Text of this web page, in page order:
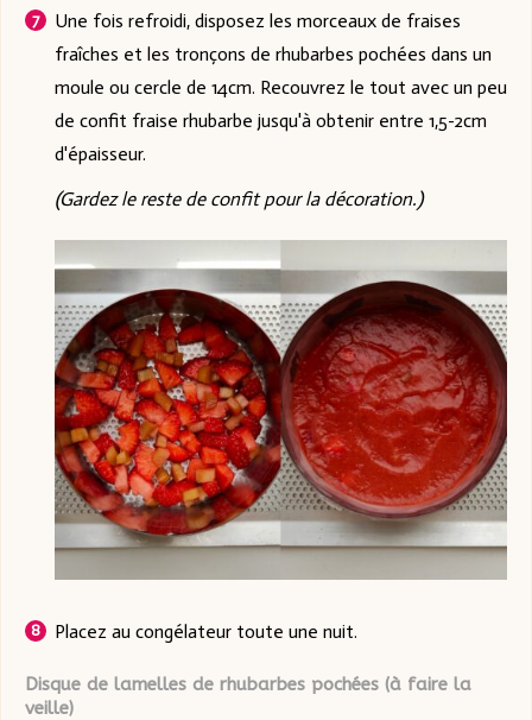
Une fois refroidi, disposez les morceaux de fraises
fraîches et les tronçons de rhubarbes pochées dans un
moule ou cercle de 14cm. Recouvrez le tout avec un peu
de confit fraise rhubarbe jusqu'à obtenir entre 1,5-2cm
d'épaisseur.
(Gardez le reste de confit pour la décoration.)
Placez au congélateur toute une nuit.
Disque de lamelles de rhubarbes pochées (à faire la
veille)